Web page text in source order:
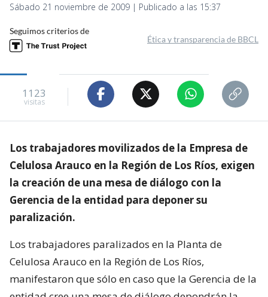
Sábado 21 noviembre de 2009 | Publicado a las 15:37
Seguimos criterios de
Ética y transparencia de BBCL
1123
visitas
Los trabajadores movilizados de la Empresa de
Celulosa Arauco en la Región de Los Ríos, exigen
la creación de una mesa de diálogo con la
Gerencia de la entidad para deponer su
paralización.
Los trabajadores paralizados en la Planta de
Celulosa Arauco en la Región de Los Ríos,
manifestaron que sólo en caso que la Gerencia de la